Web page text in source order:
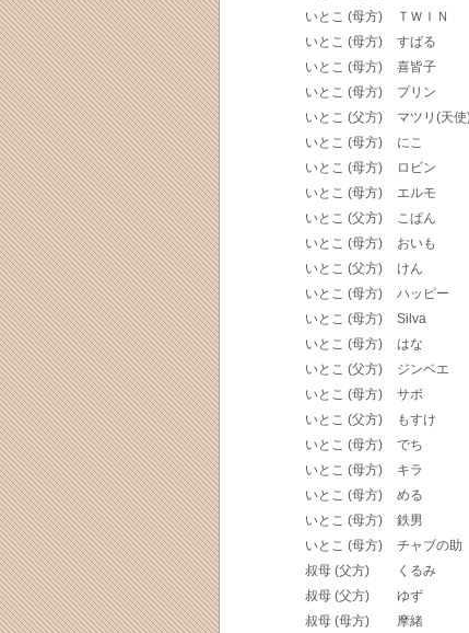
いとこ (母方) ＴＷＩＮ
いとこ (母方) すばる
いとこ (母方) 喜皆子
いとこ (母方) プリン
いとこ (父方) マツリ(天使
いとこ (母方) にこ
いとこ (母方) ロビン
いとこ (母方) エルモ
いとこ (父方) こぱん
いとこ (母方) おいも
いとこ (父方) けん
いとこ (母方) ハッピー
いとこ (母方) Silva
いとこ (母方) はな
いとこ (父方) ジンベエ
いとこ (母方) サボ
いとこ (父方) もすけ
いとこ (母方) でち
いとこ (母方) キラ
いとこ (母方) める
いとこ (母方) 鉄男
いとこ (母方) チャブの助
叔母 (父方) くるみ
叔母 (父方) ゆず
叔母 (母方) 摩緒